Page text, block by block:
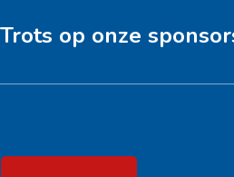
Trots op onze